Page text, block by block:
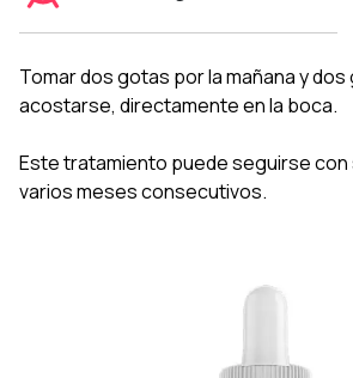
Tomar dos gotas por la mañana y
acostarse, directamente en la boca.
Este tratamiento puede seguirse
varios meses consecutivos.